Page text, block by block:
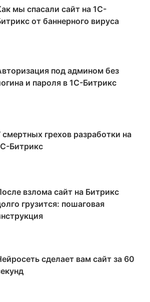
мы спасали сайт на 1С-
от баннерного вируса
под админом без
и пароля в 1С-Битрикс
смертных грехов разработки на
Битрикс
взлома сайт на Битрикс
грузится: пошаговая
сделает вам сайт за 60